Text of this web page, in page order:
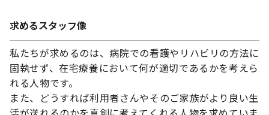
求めるスタッフ像
私たちが求めるのは、病院での看護やリハビリの方法に
固執せず、在宅療養において何が適切であるかを考えら
れる人物です。
また、どうすれば利用者さんやそのご家族がより良い生